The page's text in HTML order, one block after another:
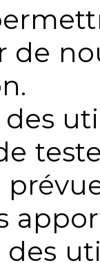
des